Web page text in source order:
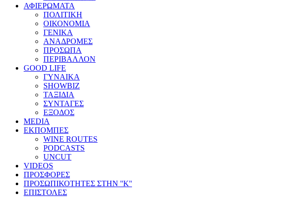
ΑΦΙΕΡΩΜΑΤΑ
ΠΟΛΙΤΙΚΗ
ΟΙΚΟΝΟΜΙΑ
ΓΕΝΙΚΑ
ΑΝΑΔΡΟΜΕΣ
ΠΡΟΣΩΠΑ
ΠΕΡΙΒΑΛΛΟΝ
GOOD LIFE
ΓΥΝΑΙΚΑ
SHOWBIZ
ΤΑΞΙΔΙΑ
ΣΥΝΤΑΓΕΣ
ΕΞΟΔΟΣ
MEDIA
ΕΚΠΟΜΠΕΣ
WINE ROUTES
PODCASTS
UNCUT
VIDEOS
ΠΡΟΣΦΟΡΕΣ
ΠΡΟΣΩΠΙΚΟΤΗΤΕΣ ΣΤΗΝ ''Κ''
ΕΠΙΣΤΟΛΕΣ